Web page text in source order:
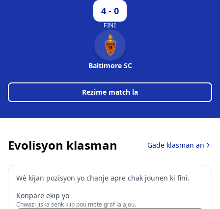
4 - 0
FINI
Baltimore SC
Rezime match la
Evolisyon klasman Gade klasman an
Wè kijan pozisyon yo chanje apre chak jounen ki fini.
Konpare ekip yo
Chwazi jiska senk klib pou mete graf la ajou.